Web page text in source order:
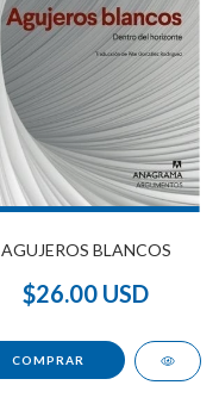
AGUJEROS BLANCOS
$26.00 USD